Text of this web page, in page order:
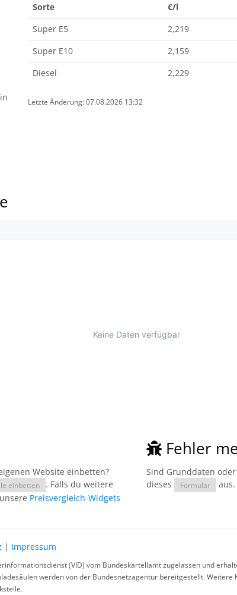
Sorte
€/l
Super E5
2,219
Super E10
2,159
Diesel
2,229
Letzte Änderung: 07.08.2026 13:32
Website einbetten?
einbetten
. Falls du weitere
Preisvergleich-Widgets
Fehler
Sind Grunddaten
dieses
Formular aus.
| Impressum
(VID) vom Bundeskartellamt zugelassen und
werden von der Bundesnetzagentur bereitgestellt.